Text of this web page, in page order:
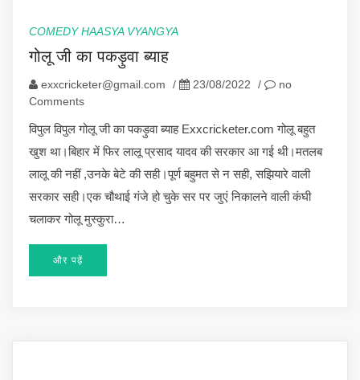
COMEDY HAASYA VYANGYA
गोलू जी का पकड़ुवा ब्याह
exxcricketer@gmail.com / 23/08/2022 /
no
Comments
विपुल विपुल गोलू जी का पकड़ुवा ब्याह Exxcricketer.com गोलू बहुत
खुश था।बिहार में फिर लालू प्रसाद यादव की सरकार आ गई थी।मतलब
लालू की नहीं ,उनके बेटे की सही।पूर्ण बहुमत से न सही, सझियारे वाली
सरकार सही।एक चौथाई गंजे हो चुके सर पर जुएं निकालने वाली कंघी
चलाकर गोलू मुस्कुरा…
और पढ़ें